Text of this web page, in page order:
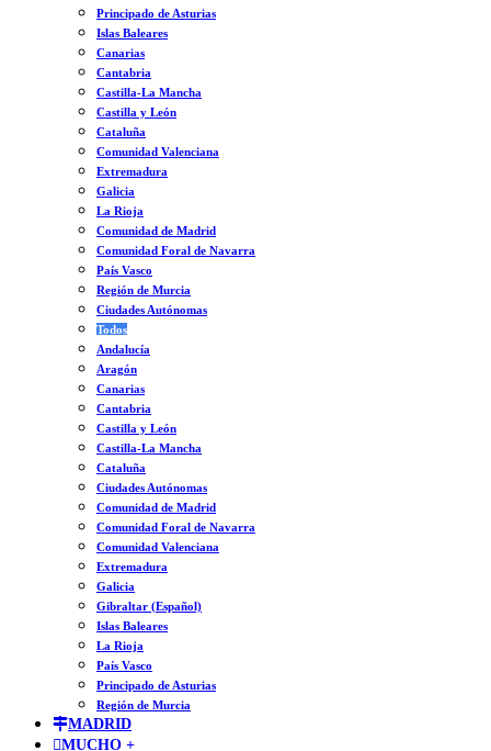
Principado de Asturias
Islas Baleares
Canarias
Cantabria
Castilla-La Mancha
Castilla y León
Cataluña
Comunidad Valenciana
Extremadura
Galicia
La Rioja
Comunidad de Madrid
Comunidad Foral de Navarra
País Vasco
Región de Murcia
Ciudades Autónomas
Todos
Andalucía
Aragón
Canarias
Cantabria
Castilla y León
Castilla-La Mancha
Cataluña
Ciudades Autónomas
Comunidad de Madrid
Comunidad Foral de Navarra
Comunidad Valenciana
Extremadura
Galicia
Gibraltar (Español)
Islas Baleares
La Rioja
País Vasco
Principado de Asturias
Región de Murcia
MADRID
MUCHO +